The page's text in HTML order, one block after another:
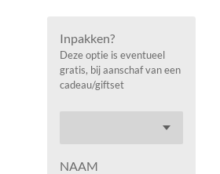
Inpakken?
Deze optie is eventueel
gratis, bij aanschaf van een
cadeau/giftset
NAAM